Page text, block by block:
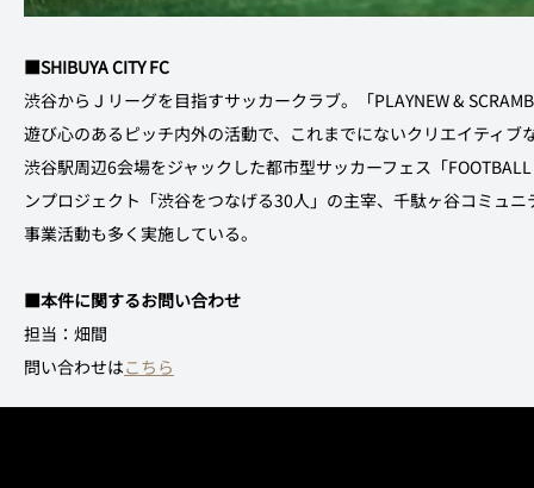
■SHIBUYA CITY FC
渋谷からＪリーグを目指すサッカークラブ。「PLAYNEW &
遊び心のあるピッチ内外の活動で、これまでにないクリエイティ
渋谷駅周辺6会場をジャックした都市型サッカーフェス「
ンプロジェクト「渋谷をつなげる30人」の主宰、千駄ヶ谷コミュ
事業活動も多く実施している。
■本件に関するお問い合わせ
担当：畑間
問い合わせはこちら